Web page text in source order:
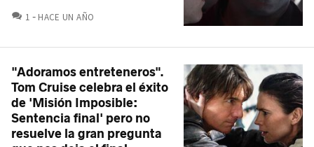
1 COMENTARIOS
HACE UN AÑO
"Adoramos entreteneros".
Tom Cruise celebra el éxito
de 'Misión Imposible:
Sentencia final' pero no
resuelve la gran pregunta